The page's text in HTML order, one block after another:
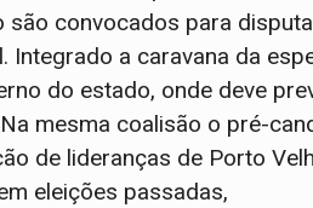
são convocados para
Integrado a caravana da
do estado, onde deve
mesma coalisão o pré-
de lideranças de Porto
eleições passadas,